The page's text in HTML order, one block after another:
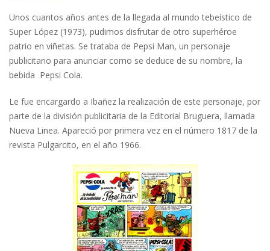
Unos cuantos años antes de la llegada al mundo tebeístico de
Super López (1973), pudimos disfrutar de otro superhéroe
patrio en viñetas. Se trataba de Pepsi Man, un personaje
publicitario para anunciar como se deduce de su nombre, la
bebida Pepsi Cola.
Le fue encargardo a Ibañez la realización de este personaje, por
parte de la división publicitaria de la Editorial Bruguera, llamada
Nueva Linea. Apareció por primera vez en el número 1817 de la
revista Pulgarcito, en el año 1966.